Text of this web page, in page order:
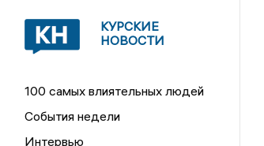
КУРСКИЕ
НОВОСТИ
100 самых влиятельных людей
События недели
Интервью